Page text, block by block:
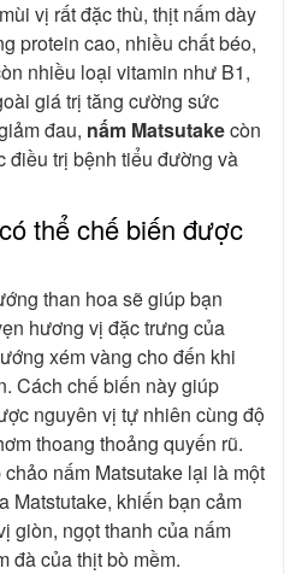
vị rất đặc thù, thịt nấm dày
protein cao, nhiều chất béo,
nhiều loại vitamin như B1,
giá trị tăng cường sức
đau, nấm Matsutakecòn
điều trị bệnh tiểu đường và
có thể chế biến được
than hoa sẽ giúp bạn
hương vị đặc trưng của
xém vàng cho đến khi
Cách chế biến này giúp
nguyên vị tự nhiên cùng độ
thoang thoảng quyến rũ.
nấm Matsutake lại là một
Matstutake, khiến bạn cảm
giòn, ngọt thanh của nấm
đà của thịt bò mềm.